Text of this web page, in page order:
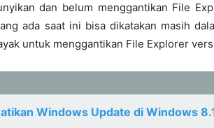
dan belum menggantikan File
ada saat ini bisa dikatakan masih
untuk menggantikan File Explorer
Windows Update di Windows